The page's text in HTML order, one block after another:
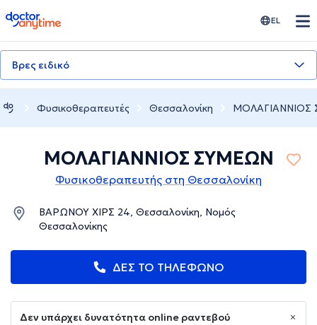
doctoranytime EL
Βρες ειδικό
Φυσικοθεραπευτές Θεσσαλονίκη
ΜΟΛΑΓΙΑΝΝΙΟΣ ΣΥΜΕΩΝ
Φυσικοθεραπευτής στη Θεσσαλονίκη
ΒΑΡΩΝΟΥ ΧΙΡΣ 24, Θεσσαλονίκη, Νομός
Θεσσαλονίκης
ΔΕΣ ΤΟ ΤΗΛΕΦΩΝΟ
Δεν υπάρχει δυνατότητα online ραντεβού